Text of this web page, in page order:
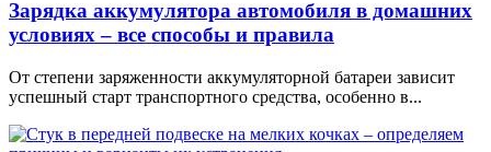
Зарядка аккумулятора автомобиля в домашних
условиях – все способы и правила
От степени заряженности аккумуляторной батареи зависит
успешный старт транспортного средства, особенно в...